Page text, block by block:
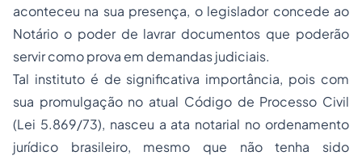
aconteceu na sua presença, o legislador concede ao
Notário o poder de lavrar documentos que poderão
servir como prova em demandas judiciais.
Tal instituto é de significativa importância, pois com
sua promulgação no atual Código de Processo Civil
(Lei 5.869/73), nasceu a ata notarial no ordenamento
jurídico brasileiro, mesmo que não tenha sido